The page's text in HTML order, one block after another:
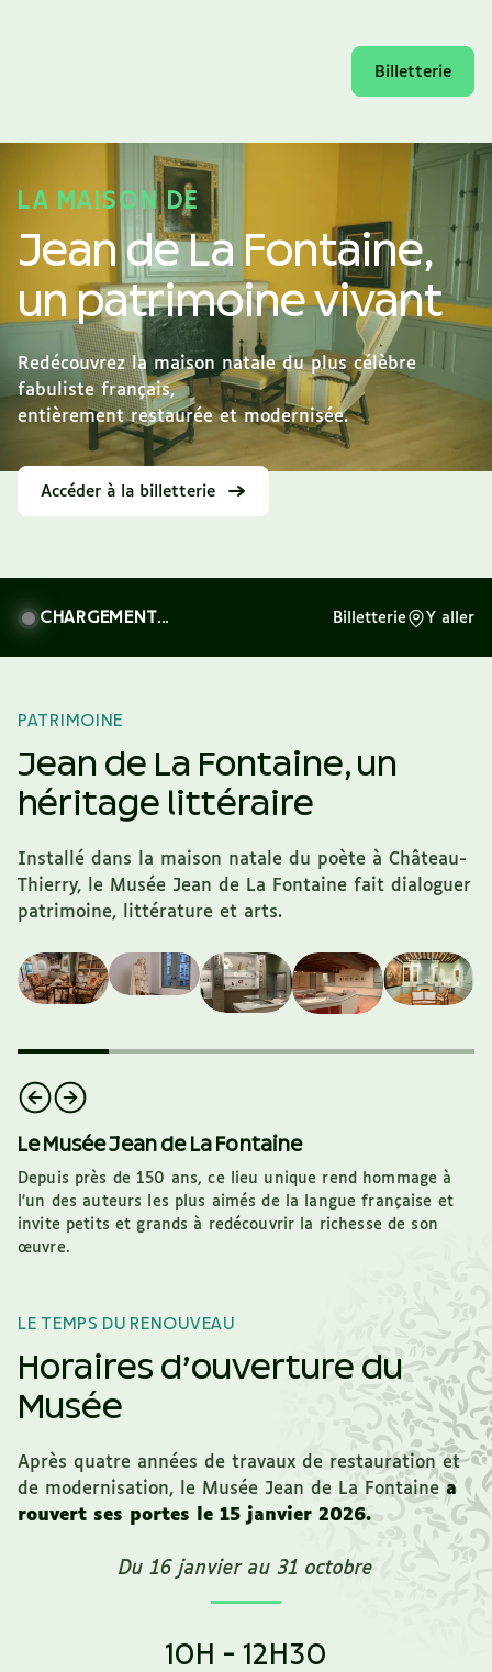
Billetterie
LA MAISON DE
Jean de La Fontaine,
un patrimoine vivant
Redécouvrez la maison natale du plus célèbre
fabuliste français,
entièrement restaurée et modernisée.
Accéder à la billetterie
CHARGEMENT... Billetterie Y aller
PATRIMOINE
Jean de La Fontaine, un
héritage littéraire
Installé dans la maison natale du poète à Château-
Thierry, le Musée Jean de La Fontaine fait dialoguer
patrimoine, littérature et arts.
Le Musée Jean de La Fontaine
Depuis près de 150 ans, ce lieu unique rend hommage à
l’un des auteurs les plus aimés de la langue française et
invite petits et grands à redécouvrir la richesse de son
œuvre.
LE TEMPS DU RENOUVEAU
Horaires d’ouverture du
Musée
Après quatre années de travaux de restauration et
de modernisation, le Musée Jean de La Fontaine a
rouvert ses portes le 15 janvier 2026.
Du 16 janvier au 31 octobre
10H - 12H30